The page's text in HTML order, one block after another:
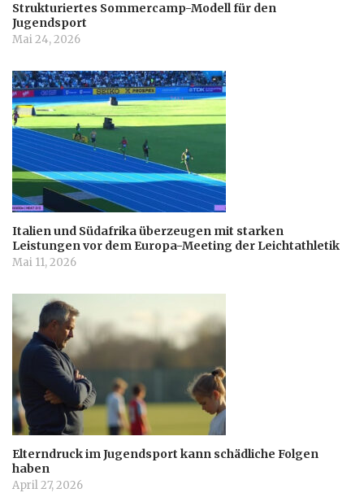
Strukturiertes Sommercamp-Modell für den
Jugendsport
Mai 24, 2026
Italien und Südafrika überzeugen mit starken
Leistungen vor dem Europa-Meeting der Leichtathletik
Mai 11, 2026
Elterndruck im Jugendsport kann schädliche Folgen
haben
April 27, 2026